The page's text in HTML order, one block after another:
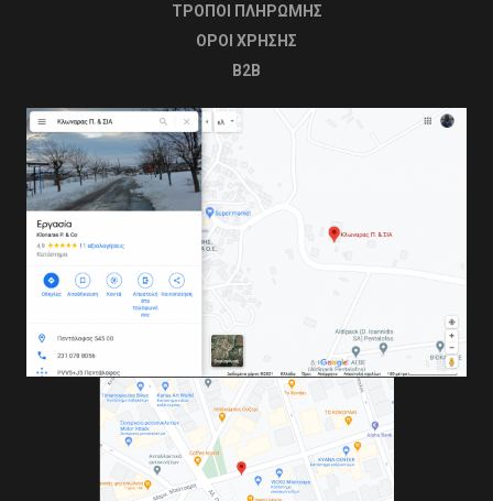
ΤΡΟΠΟΙ ΠΛΗΡΩΜΗΣ
OΡΟΙ ΧΡΗΣΗΣ
B2B